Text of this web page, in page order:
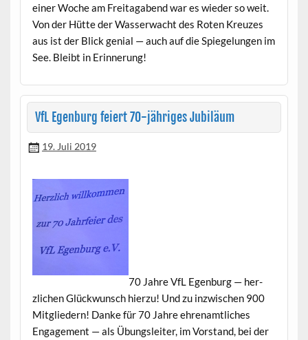
ein­er Woche am Fre­itagabend war es wieder so weit.
Von der Hütte der Wasserwacht des Roten Kreuzes
aus ist der Blick genial — auch auf die Spiegelun­gen im
See. Bleibt in Erinnerung!
VfL Egenburg feiert 70-jähriges Jubiläum
19. Juli 2019
70 Jahre VfL Egen­burg — her­
zlichen Glück­wun­sch hierzu! Und zu inzwis­chen 900
Mit­gliedern! Danke für 70 Jahre ehre­namtlich­es
Engage­ment — als Übungsleit­er, im Vor­stand, bei der